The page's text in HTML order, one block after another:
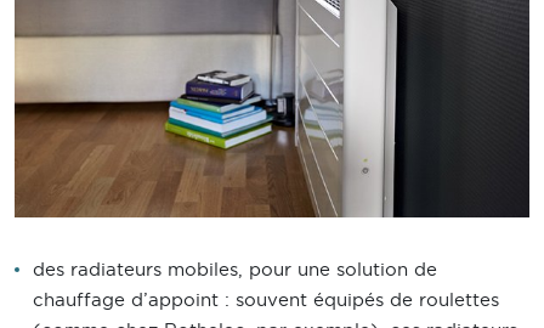
des radiateurs mobiles, pour une solution de
chauffage d’appoint : souvent équipés de roulettes